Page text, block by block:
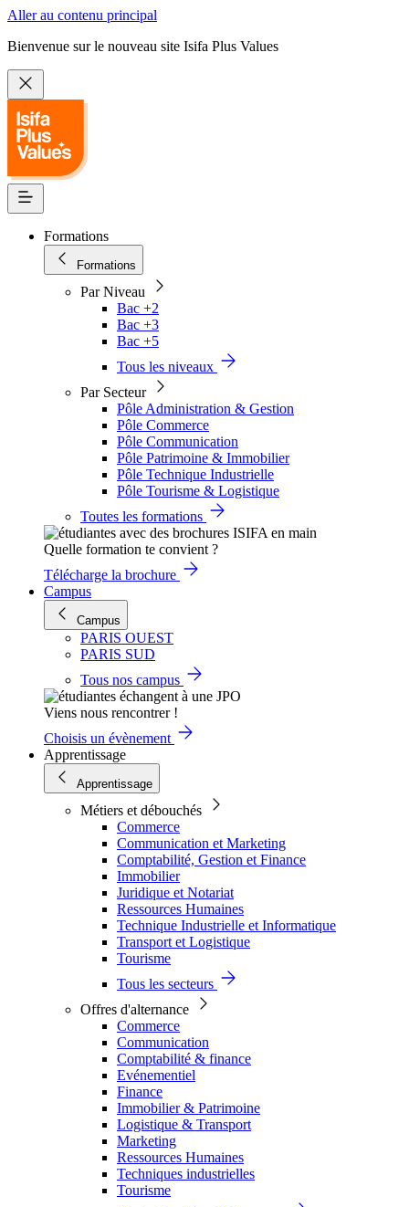
Aller au contenu principal
Bienvenue sur le nouveau site Isifa Plus Values
Formations
Formations
Par Niveau
Bac +2
Bac +3
Bac +5
Tous les niveaux
Par Secteur
Pôle Administration & Gestion
Pôle Commerce
Pôle Communication
Pôle Patrimoine & Immobilier
Pôle Technique Industrielle
Pôle Tourisme & Logistique
Toutes les formations
Quelle formation te convient ?
Télécharge la brochure
Campus
Campus
PARIS OUEST
PARIS SUD
Tous nos campus
Viens nous rencontrer !
Choisis un évènement
Apprentissage
Apprentissage
Métiers et débouchés
Commerce
Communication et Marketing
Comptabilité, Gestion et Finance
Immobilier
Juridique et Notariat
Ressources Humaines
Technique Industrielle et Informatique
Transport et Logistique
Tourisme
Tous les secteurs
Offres d'alternance
Commerce
Communication
Comptabilité & finance
Evénementiel
Finance
Immobilier & Patrimoine
Logistique & Transport
Marketing
Ressources Humaines
Techniques industrielles
Tourisme